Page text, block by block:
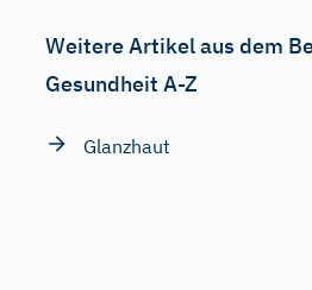
Weitere Artikel aus dem
Gesundheit A-Z
Glanzhaut